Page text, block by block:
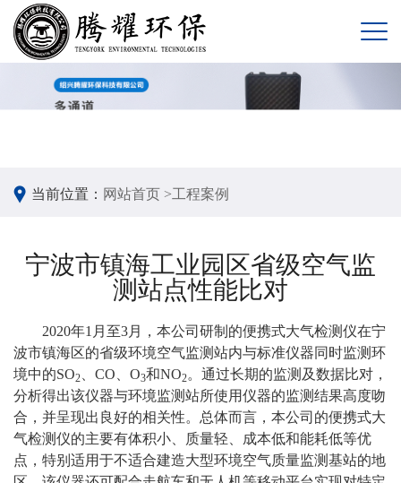
当前位置： 网站首页 >工程案例
宁波市镇海工业园区省级空气监
测站点性能比对
2020年1月至3月，本公司研制的便携式大气检测仪在宁
波市镇海区的省级环境空气监测站内与标准仪器同时监测环
境中的SO2 、CO、O3和NO2。通过长期的监测及数据比对，
分析得出该仪器与环境监测站所使用仪器的监测结果高度吻
合，并呈现出良好的相关性。总体而言，本公司的便携式大
气检测仪的主要有体积小、质量轻、成本低和能耗低等优
点，特别适用于不适合建造大型环境空气质量监测基站的地